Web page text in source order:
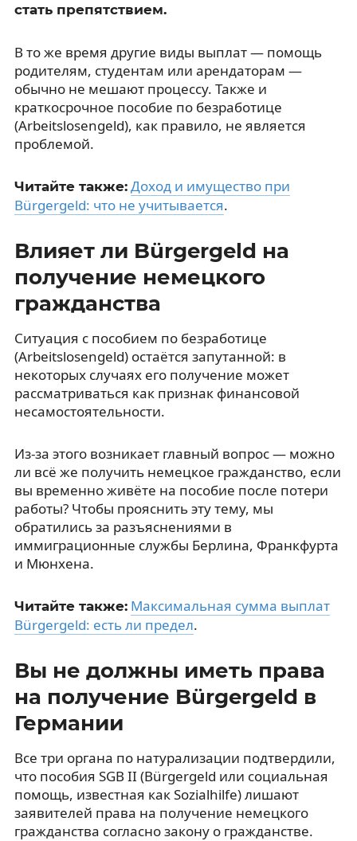
стать препятствием.
В то же время другие виды выплат — помощь
родителям, студентам или арендаторам —
обычно не мешают процессу. Также и
краткосрочное пособие по безработице
(Arbeitslosengeld), как правило, не является
проблемой.
Читайте также: Доход и имущество при
Bürgergeld: что не учитывается.
Влияет ли Bürgergeld на
получение немецкого
гражданства
Ситуация с пособием по безработице
(Arbeitslosengeld) остаётся запутанной: в
некоторых случаях его получение может
рассматриваться как признак финансовой
несамостоятельности.
Из-за этого возникает главный вопрос — можно
ли всё же получить немецкое гражданство, если
вы временно живёте на пособие после потери
работы? Чтобы прояснить эту тему, мы
обратились за разъяснениями в
иммиграционные службы Берлина, Франкфурта
и Мюнхена.
Читайте также: Максимальная сумма выплат
Bürgergeld: есть ли предел.
Вы не должны иметь права
на получение Bürgergeld в
Германии
Все три органа по натурализации подтвердили,
что пособия SGB II (Bürgergeld или социальная
помощь, известная как Sozialhilfe) лишают
заявителей права на получение немецкого
гражданства согласно закону о гражданстве.